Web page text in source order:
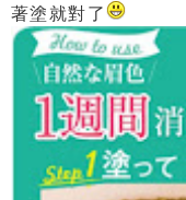
著塗就對了